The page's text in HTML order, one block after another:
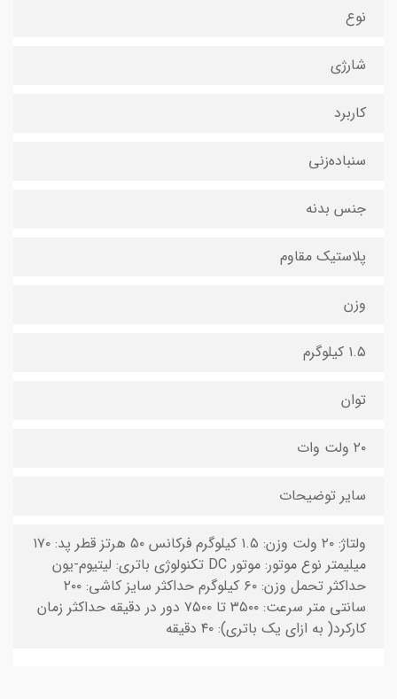
نوع
شارژی
کاربرد
سنباده‌زنی
جنس بدنه
پلاستیک مقاوم
وزن
۱.۵ کیلوگرم
توان
۲۰ ولت وات
سایر توضیحات
ولتاژ: ۲۰ ولت وزن: ۱.۵ کیلوگرم فرکانس ۵۰ هرتز قطر پد: ۱۷۰
میلیمتر نوع موتور: موتور DC تکنولوژی باتری: لیتیوم-یون
حداکثر تحمل وزن: ۶۰ کیلوگرم حداکثر سایز کاشی: ۲۰۰
سانتی متر سرعت: ۳۵۰۰ تا ۷۵۰۰ دور در دقیقه حداکثر زمان
کارکرد( به ازای یک باتری): ۴۰ دقیقه